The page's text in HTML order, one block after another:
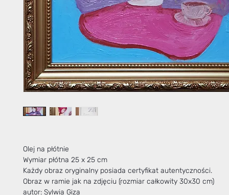
Olej na płótnie
Wymiar płótna 25 x 25 cm
Każdy obraz oryginalny posiada certyfikat autentyczności.
Obraz w ramie jak na zdjęciu (rozmiar całkowity 30x30 cm)
autor: Sylwia Giza